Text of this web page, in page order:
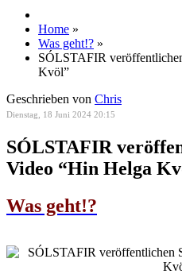
Home »
Was geht!? »
SÓLSTAFIR
Kvöl”
Geschrieben von Chris
Dienstag, 18 Juni 2024 20:15
SÓLSTAFIR
Video “Hin Helga
Was geht!?